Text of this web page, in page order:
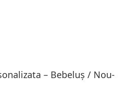
– Bebeluș / Nou-